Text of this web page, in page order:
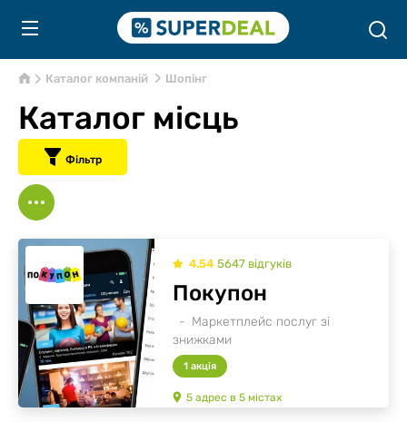
Каталог компаній Шопінг
Каталог місць
Фільтр
4.54 5647 відгуків
Маркетплейс послуг зі
знижками
Покупон
1 акція
5 адрес в 5 містах